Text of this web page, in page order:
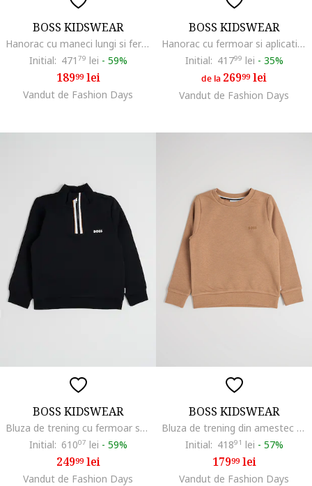
BOSS KIDSWEAR
Hanorac cu maneci lungi si fermoar, Gri melange
Initial: 471 79 lei - 59%
18999lei
Vandut de Fashion Days
BOSS KIDSWEAR
Hanorac cu fermoar si aplicatie logo, Maro camel
Initial: 41799 lei - 35%
de la 26999lei
Vandut de Fashion Days
BOSS KIDSWEAR
Bluza de trening cu fermoar scurt, Negru
Initial: 61007 lei - 59%
24999lei
Vandut de Fashion Days
BOSS KIDSWEAR
Bluza de trening din amestec de bumbac cu decolteu la baza gatului, Maro camel
Initial: 41891 lei - 57%
17999lei
Vandut de Fashion Days